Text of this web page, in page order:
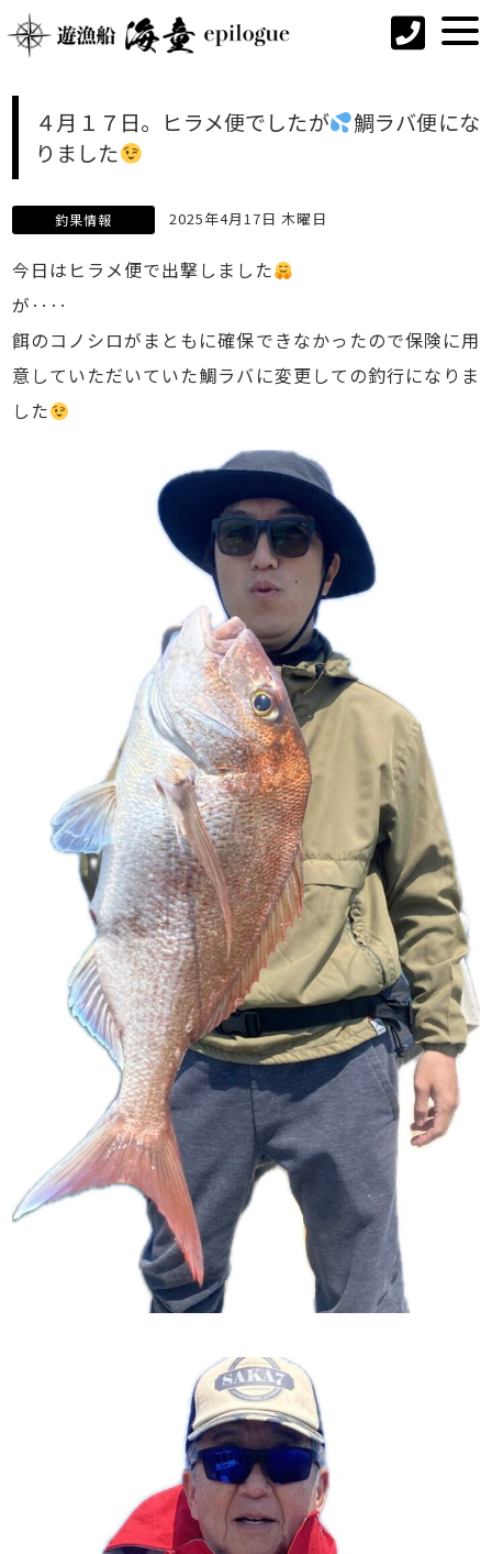
４月１７日。ヒラメ便でしたが
鯛ラバ便にな
りました
釣果情報 2025年4月17日 木曜日
今日はヒラメ便で出撃しました
が‥‥
餌のコノシロがまともに確保できなかったので保険に用
意していただいていた鯛ラバに変更しての釣行になりま
した